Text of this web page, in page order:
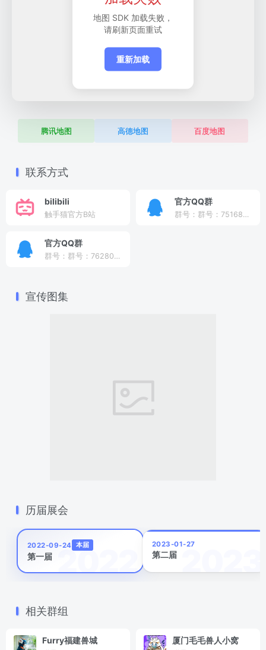
地图 SDK 加载失败，
请刷新页面重试
重新加载
腾讯地图 高德地图 百度地图
联系方式
bilibili
触手猫官方B站
官方QQ群
群号：群号：751682331
官方QQ群
群号：群号：762803296
宣传图集
历届展会
2022-09-24 本届
第一届
2023-01-27
第二届
相关群组
Furry福建兽城 厦门毛毛兽人小窝